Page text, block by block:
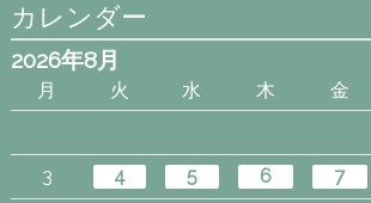
カレンダー
2026年8月
月 火 水 木 金
3
4 5 6 7